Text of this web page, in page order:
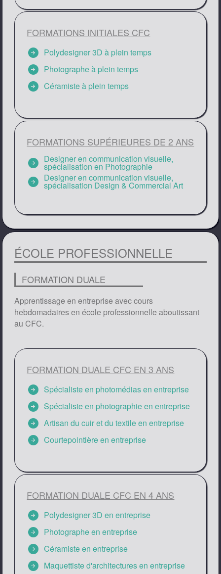
FORMATIONS INITIALES CFC
arrow_circle_right Polydesigner 3D à plein temps
arrow_circle_right Photographe à plein temps
arrow_circle_right Céramiste à plein temps
FORMATIONS SUPÉRIEURES DE 2 ANS
arrow_circle_right Designer en communication visuelle,
spécialisation en Photographie
arrow_circle_right Designer en communication visuelle,
spécialisation Design & Commercial Art
ÉCOLE PROFESSIONNELLE
FORMATION DUALE
Apprentissage en entreprise avec cours
hebdomadaires en école professionnelle aboutissant
au CFC.
FORMATION DUALE CFC EN 3 ANS
arrow_circle_right Spécialiste en photomédias en entreprise
arrow_circle_right Spécialiste en photographie en entreprise
arrow_circle_right Artisan du cuir et du textile en entreprise
arrow_circle_right Courtepointière en entreprise
FORMATION DUALE CFC EN 4 ANS
arrow_circle_right Polydesigner 3D en entreprise
arrow_circle_right Photographe en entreprise
arrow_circle_right Céramiste en entreprise
arrow_circle_right Maquettiste d'architectures en entreprise